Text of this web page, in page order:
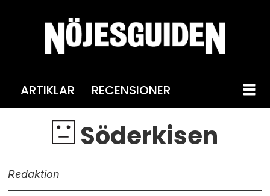
ARTIKLAR RECENSIONER
Söderkisen
Redaktion